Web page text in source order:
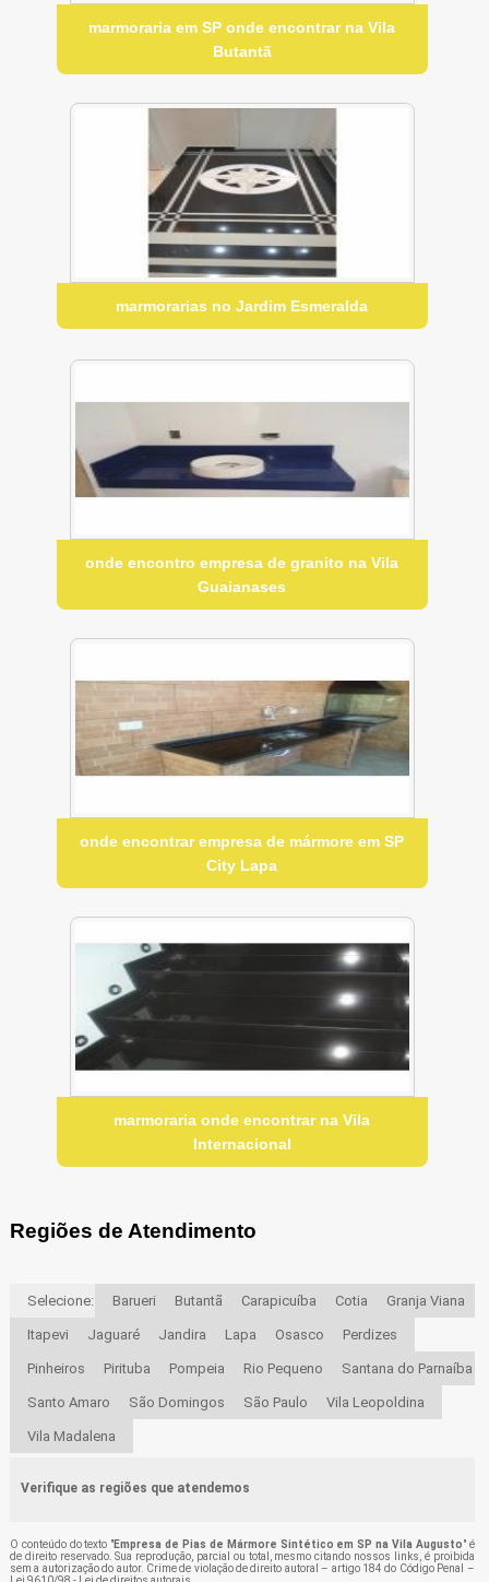
marmoraria em SP onde encontrar na Vila
Butantã
marmorarias no Jardim Esmeralda
onde encontro empresa de granito na Vila
Guaianases
onde encontrar empresa de mármore em SP
City Lapa
marmoraria onde encontrar na Vila
Internacional
Regiões de Atendimento
Selecione: Barueri Butantã Carapicuíba Cotia Granja Viana
Itapevi Jaguaré Jandira Lapa Osasco Perdizes
Pinheiros Pirituba Pompeia Rio Pequeno Santana do Parnaíba
Santo Amaro São Domingos São Paulo Vila Leopoldina
Vila Madalena
Verifique as regiões que atendemos
O conteúdo do texto "Empresa de Pias de Mármore Sintético em SP na Vila Augusto" é
de direito reservado. Sua reprodução, parcial ou total, mesmo citando nossos links, é proibida
sem a autorização do autor. Crime de violação de direito autoral – artigo 184 do Código Penal –